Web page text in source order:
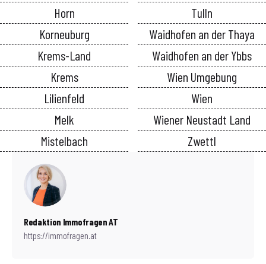
Horn
Korneuburg
Krems-Land
Krems
Lilienfeld
Melk
Mistelbach
Tulln
Waidhofen an der Thaya
Waidhofen an der Ybbs
Wien Umgebung
Wien
Wiener Neustadt Land
Zwettl
Redaktion Immofragen AT
https://immofragen.at